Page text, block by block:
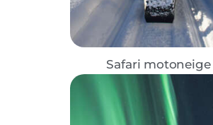
Safari motoneige